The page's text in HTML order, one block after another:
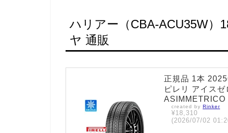
ハリアー（CBA-ACU35W）
ヤ 通販
正規品 1本
ピレリ アイス
ASIMMETRICO
created by Rinker
¥18,310
(2026/07/02